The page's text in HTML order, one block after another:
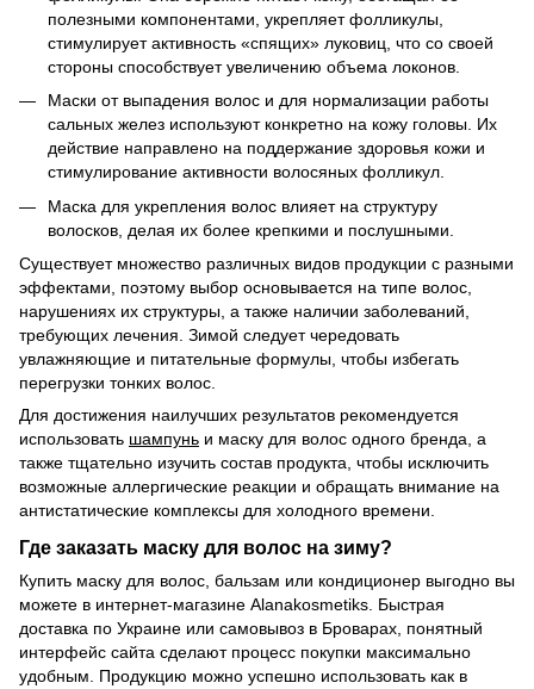
полезными компонентами, укрепляет фолликулы,
стимулирует активность «спящих» луковиц, что со своей
стороны способствует увеличению объема локонов.
Маски от выпадения волос и для нормализации работы
сальных желез используют конкретно на кожу головы. Их
действие направлено на поддержание здоровья кожи и
стимулирование активности волосяных фолликул.
Маска для укрепления волос влияет на структуру
волосков, делая их более крепкими и послушными.
Существует множество различных видов продукции с разными
эффектами, поэтому выбор основывается на типе волос,
нарушениях их структуры, а также наличии заболеваний,
требующих лечения. Зимой следует чередовать
увлажняющие и питательные формулы, чтобы избегать
перегрузки тонких волос.
Для достижения наилучших результатов рекомендуется
использовать шампунь и маску для волос одного бренда, а
также тщательно изучить состав продукта, чтобы исключить
возможные аллергические реакции и обращать внимание на
антистатические комплексы для холодного времени.
Где заказать маску для волос на зиму?
Купить маску для волос, бальзам или кондиционер выгодно вы
можете в интернет-магазине Alanakosmetiks. Быстрая
доставка по Украине или самовывоз в Броварах, понятный
интерфейс сайта сделают процесс покупки максимально
удобным. Продукцию можно успешно использовать как в